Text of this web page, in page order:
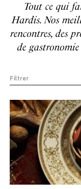
Tout ce qui
Hardis. Nos
rencontres, des
de
Filtrer